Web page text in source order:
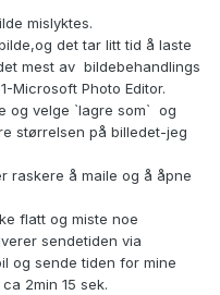
mislyktes.
det tar litt tid å laste
mest av bildebehandlings
Microsoft Photo Editor.
og velge `lagre som` og
størrelsen på billedet-jeg
raskere å maile og å åpne
flatt og miste noe
sendetiden via
og sende tiden for mine
2min 15 sek.